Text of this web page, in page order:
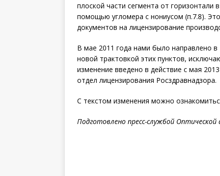
плоской части сегмента от горизонтали
помощью угломера с нониусом (п.7.8).
документов на лицензирование
В мае 2011 года нами было направлено
новой трактовкой этих пунктов,
изменение введено в действие с мая
отдел лицензирования Росздравнадзора.
С текстом изменения можно
Подготовлено пресс-службой Оптической